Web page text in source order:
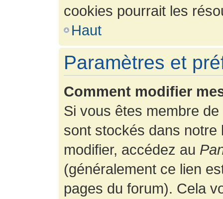
cookies pourrait les
Haut
Paramètres et
Comment modifier
Si vous êtes membre
sont stockés dans
modifier, accédez au
(généralement ce lien
pages du forum). Cela